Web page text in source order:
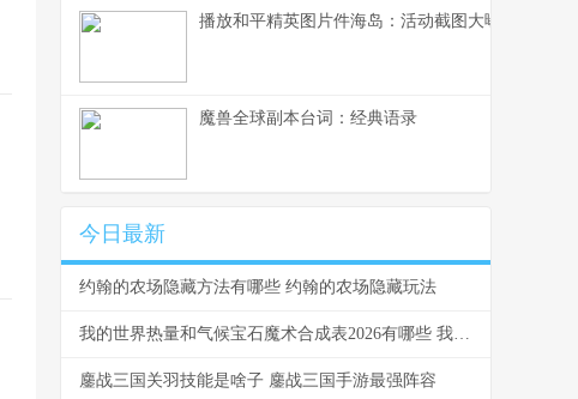
播放和平精英图片件海岛：活动截图大曝光
魔兽全球副本台词：经典语录
今日最新
约翰的农场隐藏方法有哪些 约翰的农场隐藏玩法
我的世界热量和气候宝石魔术合成表2026有哪些 我的世界热值大于4
鏖战三国关羽技能是啥子 鏖战三国手游最强阵容